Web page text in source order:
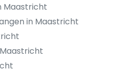
Maastricht
in Maastricht